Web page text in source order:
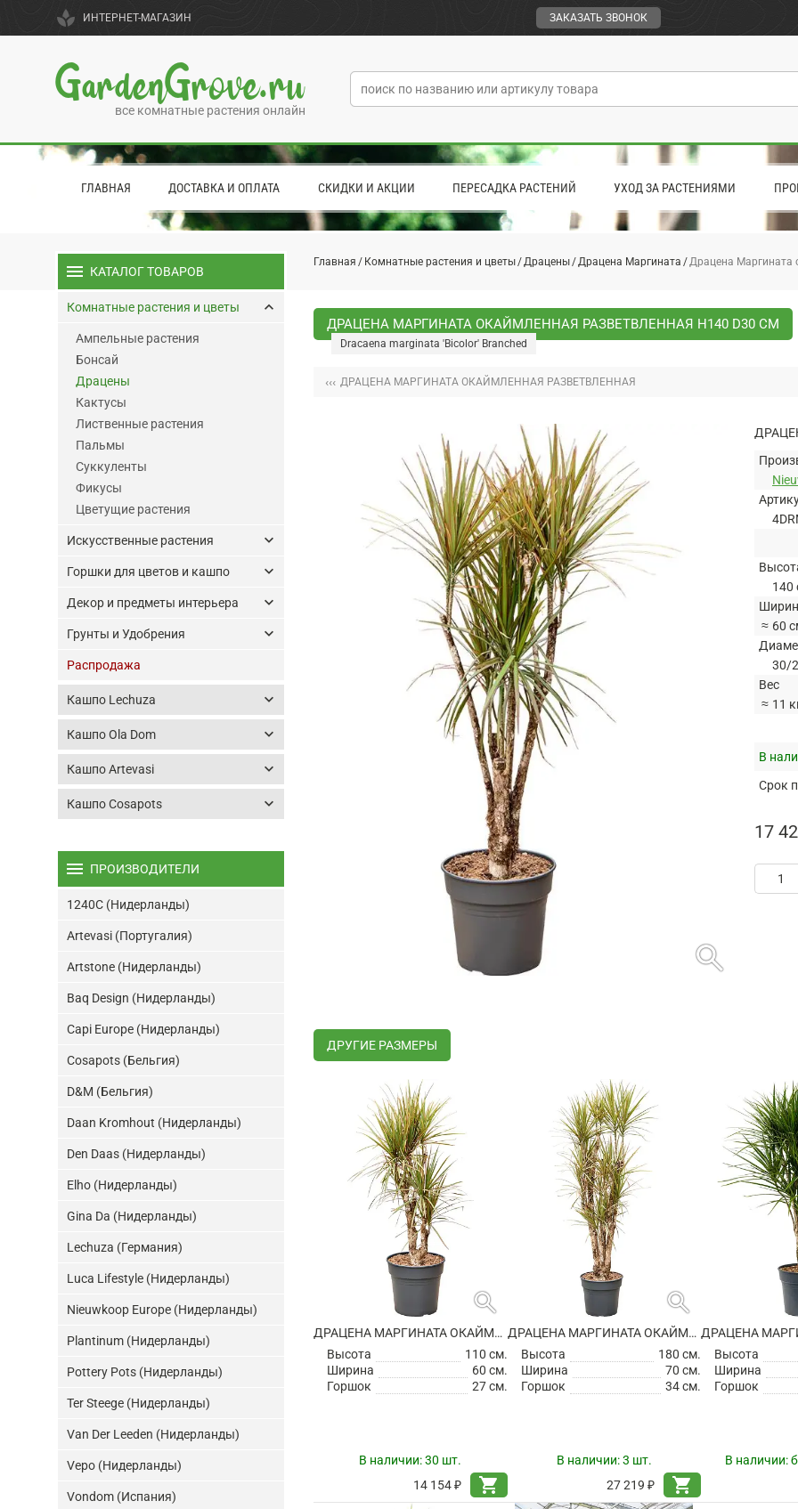
spa ИНТЕРНЕТ-МАГАЗИН ЗАКАЗАТЬ ЗВОНОК
GardenGrove.ru
все комнатные растения онлайн
ГЛАВНАЯ ДОСТАВКА И ОПЛАТА СКИДКИ И АКЦИИ ПЕРЕСАДКА РАСТЕНИЙ УХОД ЗА РАСТЕНИЯМИ
Главная Комнатные растения и цветы Драцены Драцена Маргината Драцена Маргината
ДРАЦЕНА МАРГИНАТА ОКАЙМЛЕННАЯ РАЗВЕТВЛЕННАЯ H140 D30 СМ
Dracaena marginata 'Bicolor' Branched
‹‹‹ ДРАЦЕНА МАРГИНАТА ОКАЙМЛЕННАЯ РАЗВЕТВЛЕННАЯ
search
140
≈ 60
30/
Вес
≈ 11
В
Срок
17
ДРУГИЕ РАЗМЕРЫ
search
ДРАЦЕНА МАРГИНАТА ОКАЙМЛЕННАЯ РАЗВЕТВЛЕННАЯ
Высота
110 см.
Ширина
60 см.
Горшок
27 см.
В наличии:30 шт.
14 154 ₽
shopping_cart
search
ДРАЦЕНА МАРГИНАТА ОКАЙМЛЕННАЯ РАЗВЕТВЛЕННАЯ
Высота
180 см.
Ширина
70 см.
Горшок
34 см.
В наличии:3 шт.
27 219 ₽
shopping_cart
Высота
Ширина
Горшок
В наличии:
menu КАТАЛОГ ТОВАРОВ
Комнатные растения и цветы keyboard_arrow_up
Ампельные растения
Бонсай
Драцены
Кактусы
Лиственные растения
Пальмы
Суккуленты
Фикусы
Цветущие растения
Искусственные растения keyboard_arrow_down
Горшки для цветов и кашпо keyboard_arrow_down
Декор и предметы интерьера keyboard_arrow_down
Грунты и Удобрения keyboard_arrow_down
Распродажа
Кашпо Lechuza keyboard_arrow_down
Кашпо Ola Dom keyboard_arrow_down
Кашпо Artevasi keyboard_arrow_down
Кашпо Cosapots keyboard_arrow_down
menu ПРОИЗВОДИТЕЛИ
1240C (Нидерланды)
Artevasi (Португалия)
Artstone (Нидерланды)
Baq Design (Нидерланды)
Capi Europe (Нидерланды)
Cosapots (Бельгия)
D&M (Бельгия)
Daan Kromhout (Нидерланды)
Den Daas (Нидерланды)
Elho (Нидерланды)
Gina Da (Нидерланды)
Lechuza (Германия)
Luca Lifestyle (Нидерланды)
Nieuwkoop Europe (Нидерланды)
Plantinum (Нидерланды)
Pottery Pots (Нидерланды)
Ter Steege (Нидерланды)
Van Der Leeden (Нидерланды)
Vepo (Нидерланды)
Vondom (Испания)